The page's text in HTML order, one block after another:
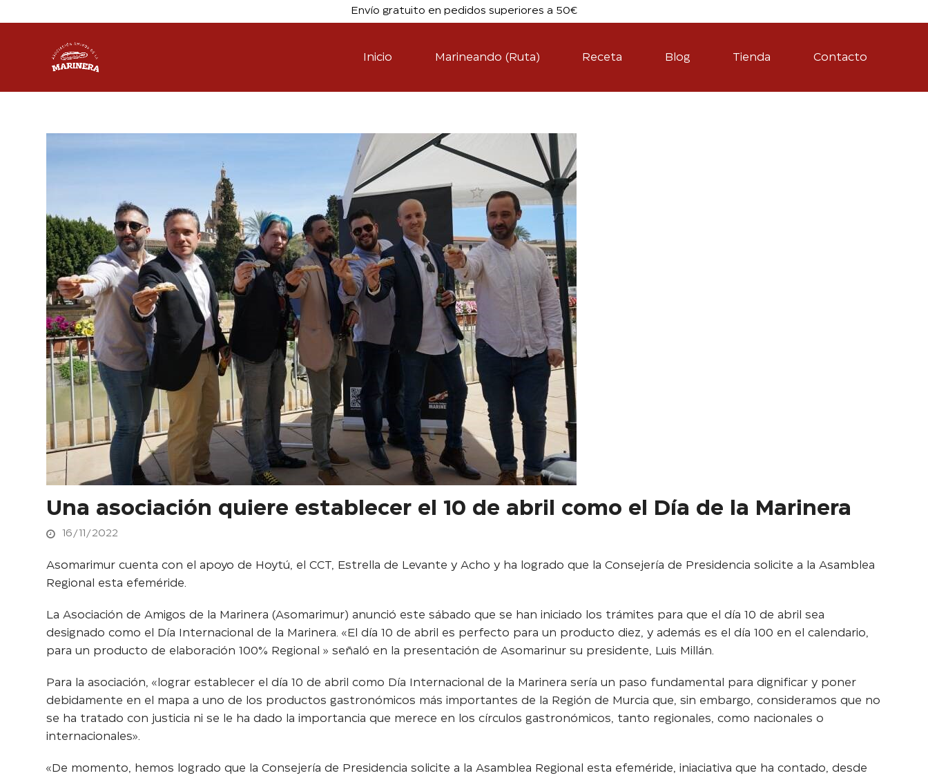
Envío gratuito en pedidos superiores a 50€
Inicio Marineando (Ruta) Receta Blog Tienda Contacto
Una asociación quiere establecer el 10 de abril como el Día de la Marinera
16/11/2022
Asomarimur cuenta con el apoyo de Hoytú, el CCT, Estrella de Levante y Acho y ha logrado que la Consejería de Presidencia solicite a la Asamblea
Regional esta efeméride.
La Asociación de Amigos de la Marinera (Asomarimur) anunció este sábado que se han iniciado los trámites para que el día 10 de abril sea
designado como el Día Internacional de la Marinera. «El día 10 de abril es perfecto para un producto diez, y además es el día 100 en el calendario,
para un producto de elaboración 100% Regional » señaló en la presentación de Asomarinur su presidente, Luis Millán.
Para la asociación, «lograr establecer el día 10 de abril como Día Internacional de la Marinera sería un paso fundamental para dignificar y poner
debidamente en el mapa a uno de los productos gastronómicos más importantes de la Región de Murcia que, sin embargo, consideramos que no
se ha tratado con justicia ni se le ha dado la importancia que merece en los círculos gastronómicos, tanto regionales, como nacionales o
internacionales».
«De momento, hemos logrado que la Consejería de Presidencia solicite a la Asamblea Regional esta efeméride, iniaciativa que ha contado, desde